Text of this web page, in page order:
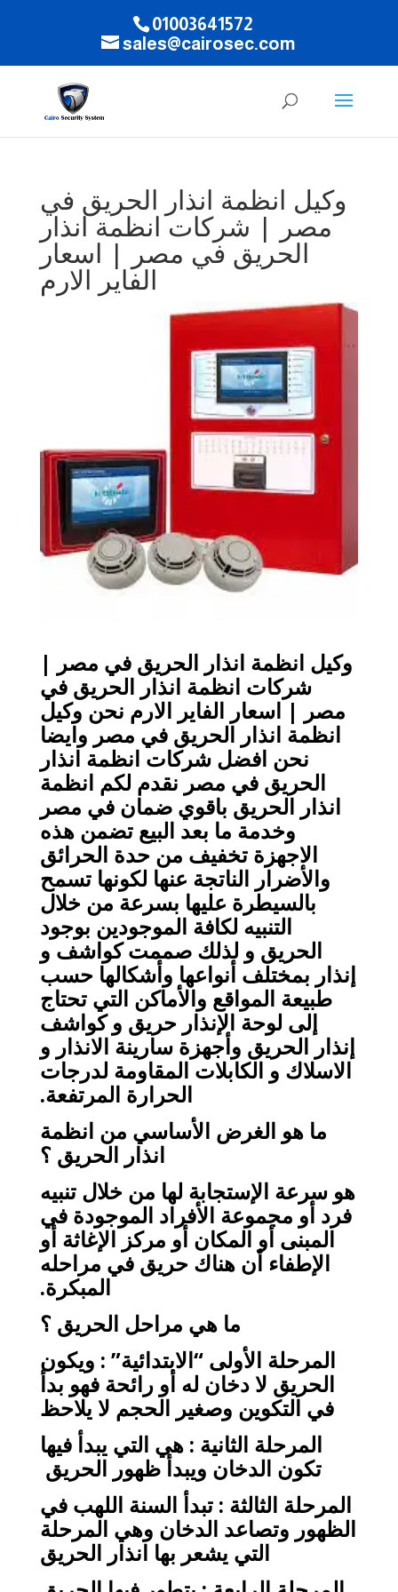
01003641572
sales@cairosec.com
وكيل انظمة انذار الحريق في
مصر | شركات انظمة انذار
الحريق في مصر | اسعار
الفاير الارم
وكيل انظمة انذار الحريق في مصر |
شركات انظمة انذار الحريق في
مصر | اسعار الفاير الارم نحن وكيل
انظمة انذار الحريق في مصر وايضا
نحن افضل شركات انظمة انذار
الحريق في مصر نقدم لكم انظمة
انذار الحريق باقوي ضمان في مصر
وخدمة ما بعد البيع تضمن هذه
الاجهزة تخفيف من حدة الحرائق
والأضرار الناتجة عنها لكونها تسمح
بالسيطرة عليها بسرعة من خلال
التنبيه لكافة الموجودين بوجود
الحريق و لذلك صممت كواشف و
إنذار بمختلف أنواعها وأشكالها حسب
طبيعة المواقع والأماكن التي تحتاج
إلى لوحة الإنذار حريق و كواشف
إنذار الحريق وأجهزة سارينة الانذار و
الاسلاك و الكابلات المقاومة لدرجات
الحرارة المرتفعة.
ما هو الغرض الأساسي من انظمة
انذار الحريق ؟
هو سرعة الإستجابة لها من خلال تنبيه
فرد أو مجموعة الأفراد الموجودة في
المبنى أو المكان أو مركز الإغاثة أو
الإطفاء أن هناك حريق في مراحله
المبكرة.
ما هي مراحل الحريق ؟
المرحلة الأولى “الابتدائية” : ويكون
الحريق لا دخان له أو رائحة فهو بدأ
في التكوين وصغير الحجم لا يلاحظ
المرحلة الثانية : هي التي يبدأ فيها
تكون الدخان ويبدأ ظهور الحريق
المرحلة الثالثة : تبدأ السنة اللهب في
الظهور وتصاعد الدخان وهي المرحلة
التي يشعر بها انذار الحريق